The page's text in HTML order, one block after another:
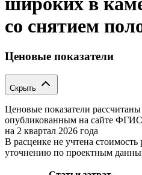
со снятием
Ценовые показатели
Скрыть
Ценовые показатели
опубликованным на сайте
на 2 квартал 2026 года
В расценке не учтена
уточнению по проектным